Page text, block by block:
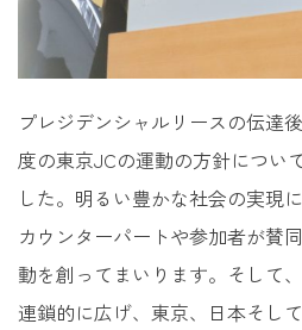
プレジデンシャルリースの伝達
度の東京JCの運動の方針につい
した。明るい豊かな社会の実現
カウンターパートや参加者が賛
動を創ってまいります。そして
連鎖的に広げ、東京、日本そし